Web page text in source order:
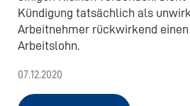
Kündigung tatsächlich als
Arbeitnehmer rückwirkend
Arbeitslohn.
07.12.2020